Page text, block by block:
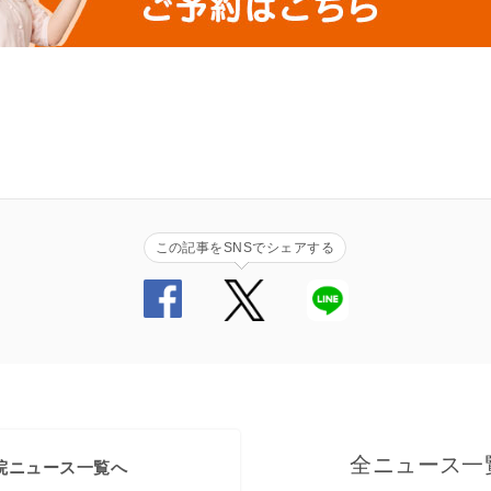
この記事をSNSでシェアする
ニュース一覧へ 全ニュース一